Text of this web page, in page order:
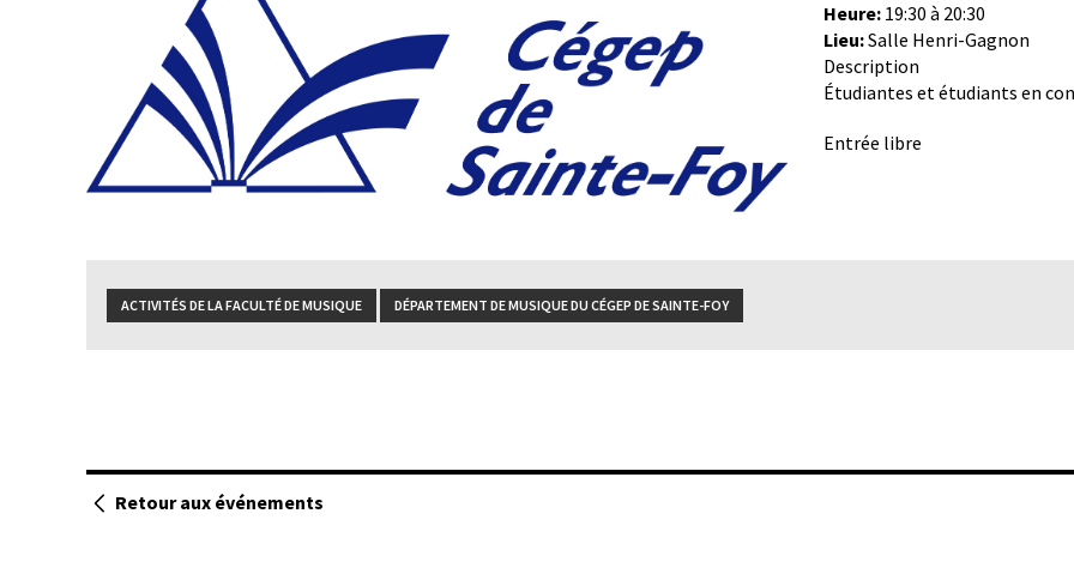
Heure: 19:30 à 20:30
Lieu:Salle Henri-Gagnon
Description
Étudiantes et étudiants en
Entrée libre
ACTIVITÉS DE LA FACULTÉ DE MUSIQUE DÉPARTEMENT DE MUSIQUE DU CÉGEP DE SAINTE-FOY
Retour aux événements